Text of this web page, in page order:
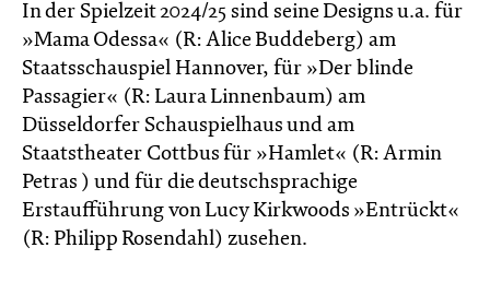
In der Spielzeit 2024/25 sind seine Designs u.a. für
»Mama Odessa« (R: Alice Buddeberg) am
Staatsschauspiel Hannover, für »Der blinde
Passagier« (R: Laura Linnenbaum) am
Düsseldorfer Schauspielhaus und am
Staatstheater Cottbus für »Hamlet« (R: Armin
Petras ) und für die deutschsprachige
Erstaufführung von Lucy Kirkwoods »Entrückt«
(R: Philipp Rosendahl) zusehen.